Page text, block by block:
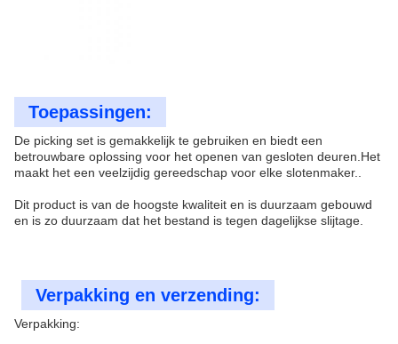
Toepassingen:
De picking set is gemakkelijk te gebruiken en biedt een
betrouwbare oplossing voor het openen van gesloten deuren.Het
maakt het een veelzijdig gereedschap voor elke slotenmaker..
Dit product is van de hoogste kwaliteit en is duurzaam gebouwd
en is zo duurzaam dat het bestand is tegen dagelijkse slijtage.
Verpakking en verzending:
Verpakking: